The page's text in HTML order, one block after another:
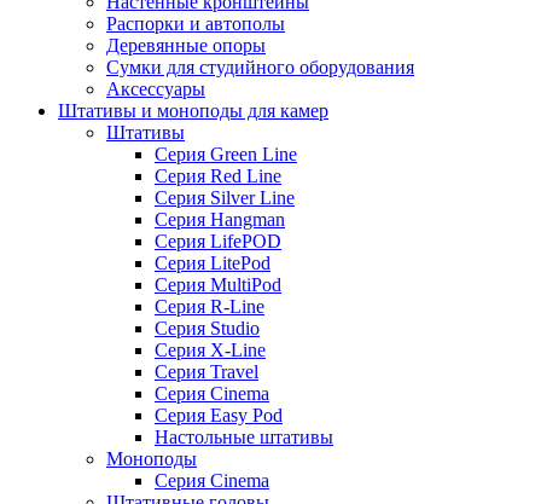
Распорки и автополы
Деревянные опоры
Сумки для студийного оборудования
Аксессуары
Штативы и моноподы для камер
Штативы
Серия Green Line
Серия Red Line
Серия Silver Line
Серия Hangman
Серия LifePOD
Серия LitePod
Серия MultiPod
Серия R-Line
Серия Studio
Серия X-Line
Серия Travel
Серия Cinema
Серия Easy Pod
Настольные штативы
Моноподы
Серия Cinema